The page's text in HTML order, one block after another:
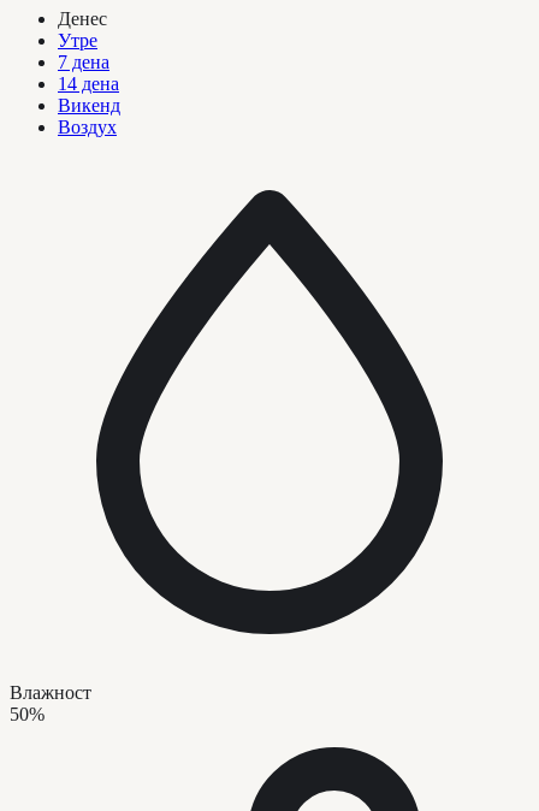
Денес
Утре
7 дена
14 дена
Викенд
Воздух
Влажност
50%